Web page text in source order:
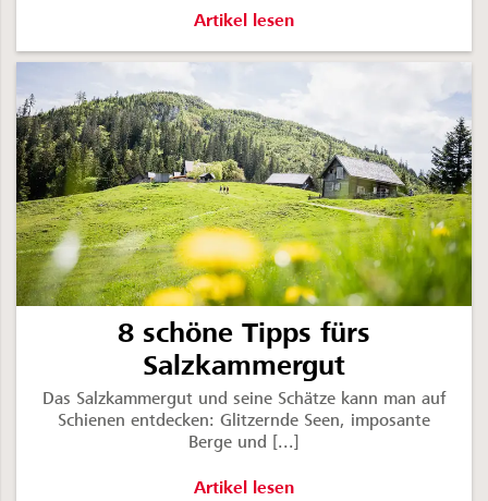
5 x schönes Slow Travelling in
Artikel lesen
8 schöne Tipps fürs
Salzkammergut
Das Salzkammergut und seine Schätze kann man auf
Schienen entdecken: Glitzernde Seen, imposante
Berge und [...]
8 schöne Tipps fürs Salzkammergut
Artikel lesen